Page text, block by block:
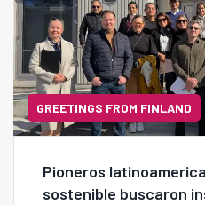
GREETINGS FROM FINLAND
Pioneros
sostenible buscaron